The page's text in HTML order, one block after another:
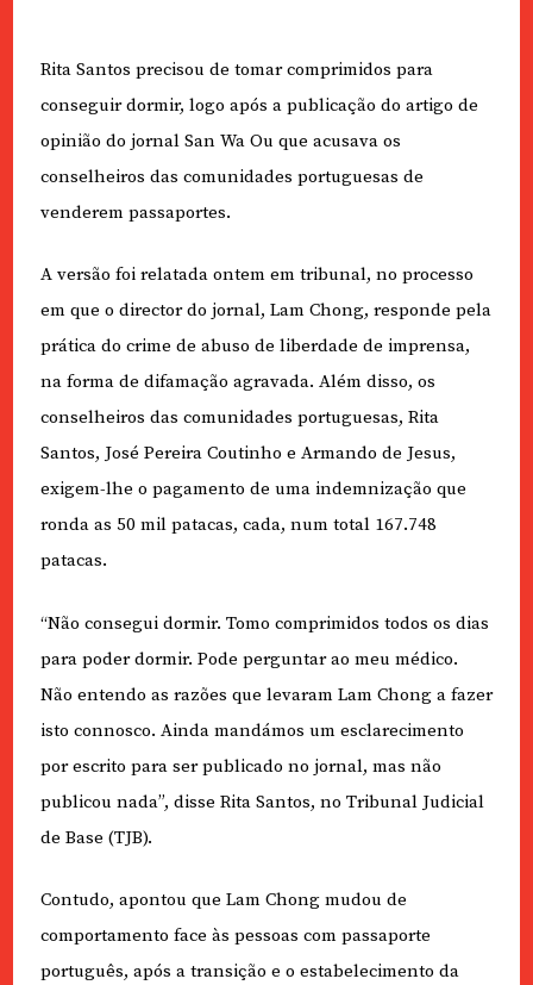
Rita Santos precisou de tomar comprimidos para
conseguir dormir, logo após a publicação do artigo de
opinião do jornal San Wa Ou que acusava os
conselheiros das comunidades portuguesas de
venderem passaportes.
A versão foi relatada ontem em tribunal, no processo
em que o director do jornal, Lam Chong, responde pela
prática do crime de abuso de liberdade de imprensa,
na forma de difamação agravada. Além disso, os
conselheiros das comunidades portuguesas, Rita
Santos, José Pereira Coutinho e Armando de Jesus,
exigem-lhe o pagamento de uma indemnização que
ronda as 50 mil patacas, cada, num total 167.748
patacas.
“Não consegui dormir. Tomo comprimidos todos os dias
para poder dormir. Pode perguntar ao meu médico.
Não entendo as razões que levaram Lam Chong a fazer
isto connosco. Ainda mandámos um esclarecimento
por escrito para ser publicado no jornal, mas não
publicou nada”, disse Rita Santos, no Tribunal Judicial
de Base (TJB).
Contudo, apontou que Lam Chong mudou de
comportamento face às pessoas com passaporte
português, após a transição e o estabelecimento da